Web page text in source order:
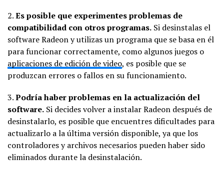
2.Es posible que experimentes problemas de
compatibilidad con otros programas. Si desinstalas el
software Radeon y utilizas un programa que se basa en él
para funcionar correctamente, como algunos juegos o
aplicaciones de edición de video, es posible que se
produzcan errores o fallos en su funcionamiento.
3.Podría haber problemas en la actualización del
software. Si decides volver a instalar Radeon después de
desinstalarlo, es posible que encuentres dificultades para
actualizarlo a la última versión disponible, ya que los
controladores y archivos necesarios pueden haber sido
eliminados durante la desinstalación.